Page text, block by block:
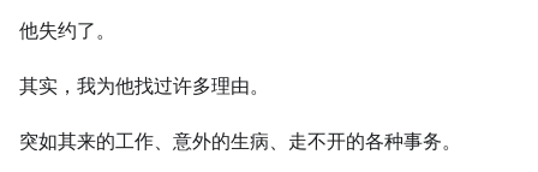
他失约了。
其实，我为他找过许多理由。
突如其来的工作、意外的生病、走不开的各种事务。